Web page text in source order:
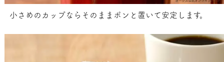
小さめのカップならそのままポンと置いて安定します。